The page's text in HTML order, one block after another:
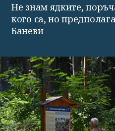
Не знам ядките,
кого са, но
Баневи